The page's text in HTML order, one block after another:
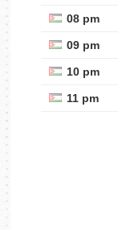
08 pm
09 pm
10 pm
11 pm